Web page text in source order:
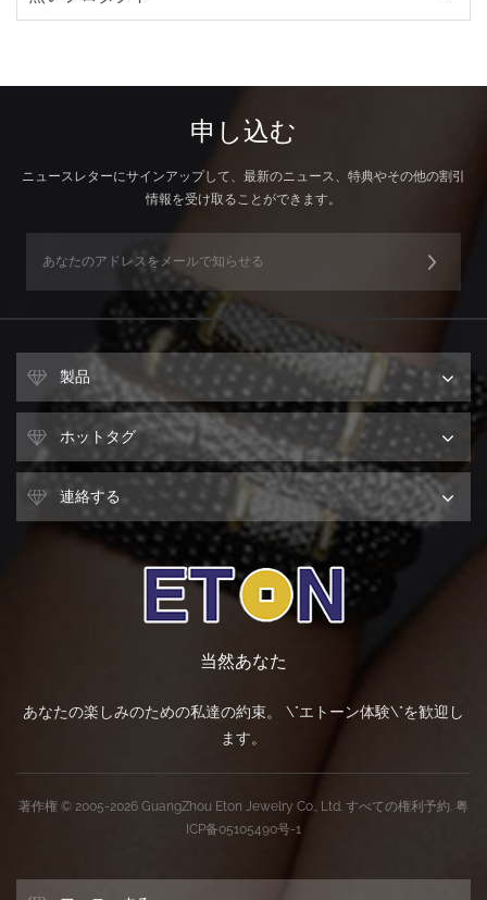
申し込む
ニュースレターにサインアップして、最新のニュース、特典やその他の割引
情報を受け取ることができます。
製品
ホットタグ
連絡する
当然あなた
あなたの楽しみのための私達の約束。 \"エトーン体験\"を歓迎し
ます。
著作権 © 2005-2026 GuangZhou Eton Jewelry Co., Ltd. すべての権利予約. 粤
ICP备05105490号-1